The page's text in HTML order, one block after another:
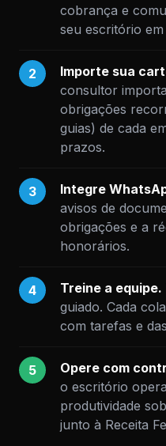
cobrança e
seu escritório
2 Importe sua
consultor
obrigações
guias) de cada
prazos.
3 Integre
avisos de
obrigações e a
honorários.
4 Treine a equipe.
guiado. Cada
com tarefas e
5 Opere com
o escritório
produtividade
junto à Receita